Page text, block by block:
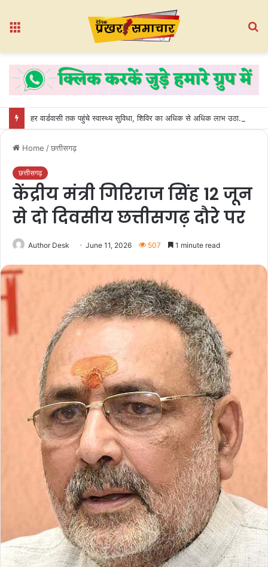
हर वार्डवासी तक पहुंचे स्वास्थ्य सुविधा, शिविर का अधिक से अधिक लाभ उठाएं : नीलेश लूनिया
Home /छत्तीसगढ़
छत्तीसगढ़
केंद्रीय मंत्री गिरिराज सिंह 12 जून
से दो दिवसीय छत्तीसगढ़ दौरे पर
Author Desk June 11, 2026 507 1 minute read